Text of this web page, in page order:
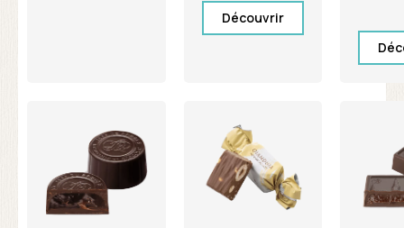
Découvrir